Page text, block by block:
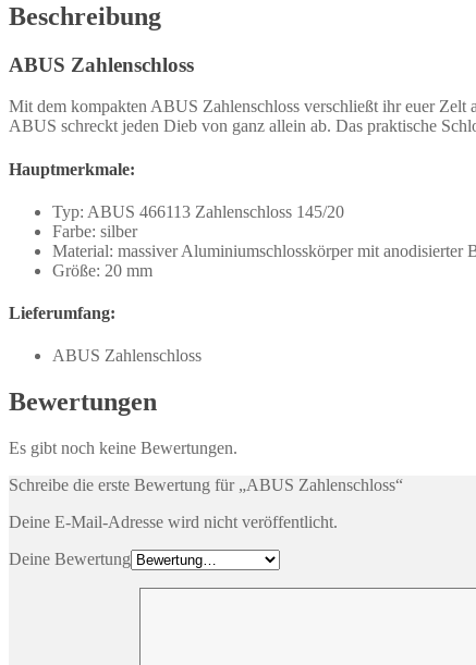
Beschreibung
ABUS Zahlenschloss
Mit dem kompakten ABUS Zahlenschloss verschließt ihr euer
ABUS schreckt jeden Dieb von ganz allein ab. Das praktische
Hauptmerkmale:
Typ: ABUS 466113 Zahlenschloss 145/20
Farbe: silber
Material: massiver Aluminiumschlosskörper mit anodisierter
Größe: 20 mm
Lieferumfang:
ABUS Zahlenschloss
Bewertungen
Es gibt noch keine Bewertungen.
Schreibe die erste Bewertung für „ABUS Zahlenschloss“
Deine E-Mail-Adresse wird nicht veröffentlicht.
Deine Bewertung